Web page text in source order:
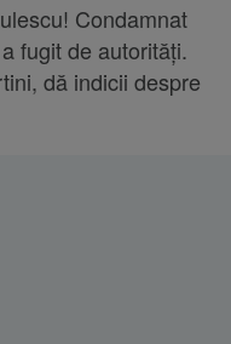
Condamnat
fugit de autorităţi.
dă indicii despre